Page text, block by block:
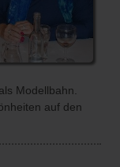
Modellbahn.
auf den